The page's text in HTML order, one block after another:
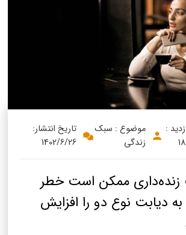
:
موضوع : سبک
زندگی
تاریخ انتشار:
1402/6/26
ممکن است خطر
به دیابت نوع دو را افزایش